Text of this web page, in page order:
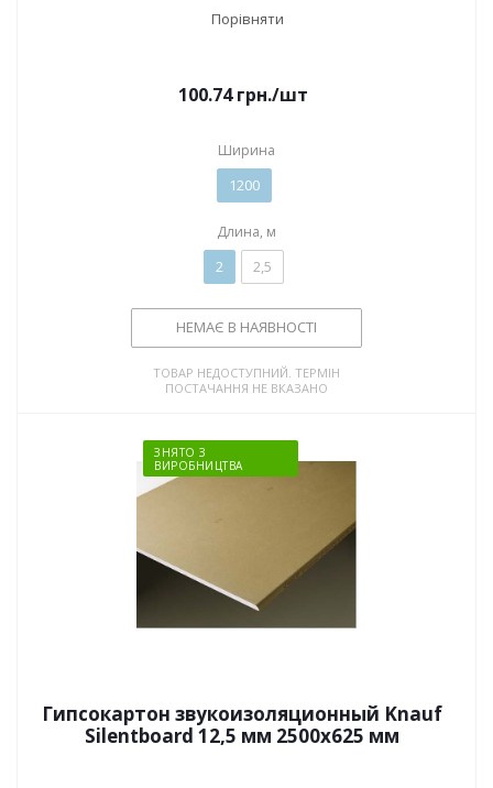
Порівняти
100.74грн./шт
Ширина
1200
Длина, м
2 2,5
НЕМАЄ В НАЯВНОСТІ
ТОВАР НЕДОСТУПНИЙ. ТЕРМІН
ПОСТАЧАННЯ НЕ ВКАЗАНО
ЗНЯТО З
ВИРОБНИЦТВА
Гипсокартон звукоизоляционный Knauf
Silentboard 12,5 мм 2500х625 мм